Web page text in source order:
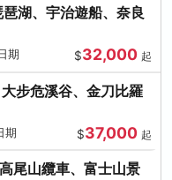
湖、宇治遊船、奈良
期 $32,000 起
步危溪谷、金刀比羅
期 $37,000 起
尾山纜車、富士山景